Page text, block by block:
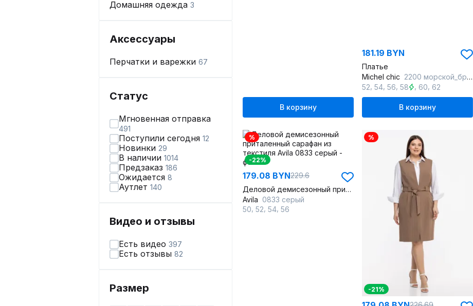
Домашняя одежда 3
Аксессуары
Перчатки и варежки 67
Статус
Мгновенная отправка
491
Поступили сегодня 12
Новинки 29
В наличии 1014
Предзаказ 186
Ожидается 8
Аутлет 140
Видео и отзывы
Есть видео 397
Есть отзывы 82
Размер
В корзину
181.19 BYN
Платье
Michel chic 2200 морской_бриз
52 54 56 58 60 62
В корзину
%
-22%
179.08 BYN229.6
Деловой демисезонный приталенный сарафан из текстиля
Avila 0833 серый
50 52 54 56
%
-21%